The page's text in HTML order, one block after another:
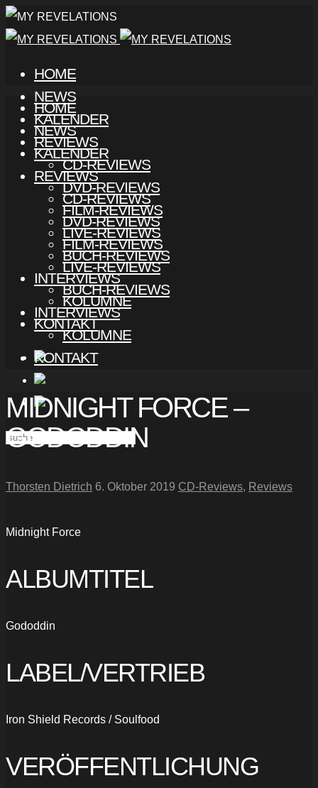
HOME
NEWS
KALENDER
REVIEWS
CD-REVIEWS
DVD-REVIEWS
FILM-REVIEWS
LIVE-REVIEWS
BUCH-REVIEWS
INTERVIEWS
KOLUMNE
KONTAKT
HOME
NEWS
KALENDER
REVIEWS
CD-REVIEWS
DVD-REVIEWS
FILM-REVIEWS
LIVE-REVIEWS
BUCH-REVIEWS
INTERVIEWS
KOLUMNE
KONTAKT
MIDNIGHT FORCE –
GODODDIN
Thorsten Dietrich 6. Oktober 2019 CD-Reviews, Reviews
Midnight Force
ALBUMTITEL
Gododdin
LABEL/VERTRIEB
Iron Shield Records / Soulfood
VERÖFFENTLICHUNG